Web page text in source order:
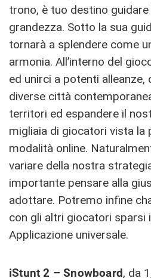
trono, è tuo destino guidare
grandezza. Sotto la sua
tornarà a splendere come
armonia. All’interno del
ed unirci a potenti
diverse città
territori ed espandere il
migliaia di giocatori vista la
modalità online.
variare della nostra
importante pensare alla
adottare. Potremo infine
con gli altri giocatori sparsi
Applicazione universale.
iStunt 2 – Snowboard, da